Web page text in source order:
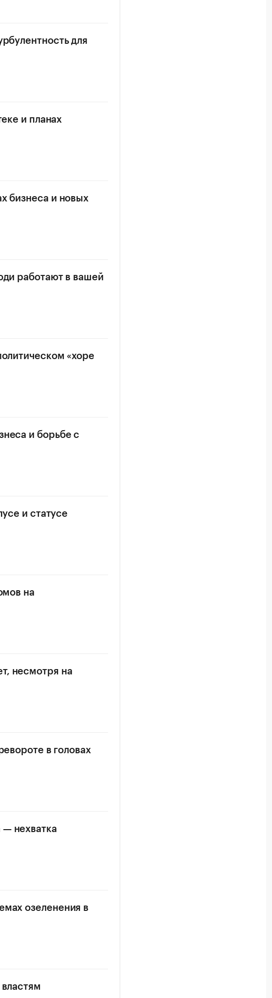
для
и планах
бизнеса и новых
работают в вашей
«хоре
и борьбе с
и статусе
на
несмотря на
в головах
нехватка
озеленения в